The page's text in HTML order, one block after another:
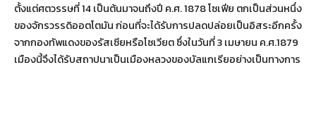
ตั้งแต่ศตวรรษที่ 14 เป็นต้นมาจนถึงปี ค.ศ. 1878 โซเฟีย ตกเป็นส่วนหนึ่ง
ของจักรวรรดิออตโตมัน ก่อนที่จะได้รับการปลดปล่อยเป็นอิสระอีกครั้ง
จากกองทัพแดงของรัสเซียหรือโซเวียต ซึ่งในวันที่ 3 เมษายน ค.ศ.1879
เมืองนี้จึงได้รับสถาปนาเป็นเมืองหลวงของบัลแกเรียอย่างเป็นทางการ